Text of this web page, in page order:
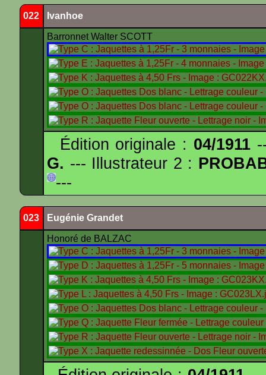
022 Ivanhoe
Barronnet Walter SCOTT
Édition originale : 04/1911
G. --- Illustrateur 2 :
---
023 Eugénie Grandet
Honoré de BALZAC